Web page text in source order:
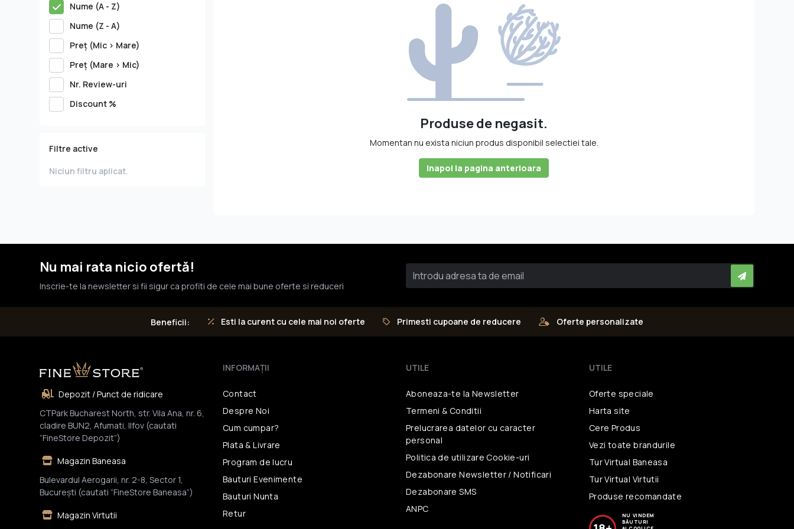
senzația olfactivă și de recipientele couture, despre emoții, lux și rafinament.
Nume (A - Z)
Nume (Z - A)
Preţ (Mic > Mare)
Preţ (Mare > Mic)
Nr. Review-uri
Discount %
Filtre active
Niciun filtru aplicat.
Produse de negasit.
Momentan nu exista niciun produs disponibil selectiei tale.
Inapoi la pagina anterioara
Nu mai rata nicio ofertă!
Inscrie-te la newsletter si fii sigur ca profiti de cele mai bune oferte si reduceri
Beneficii: Esti la curent cu cele mai noi oferte Primesti cupoane de reducere Oferte personalizate
Depozit / Punct de ridicare
CTPark Bucharest North, str. Vila Ana, nr. 6,
cladire BUN2, Afumati, Ilfov (cautati
“FineStore Depozit”)
Magazin Baneasa
Bulevardul Aerogarii, nr. 2-8, Sector 1,
Bucureşti (cautati “FineStore Baneasa”)
Magazin Virtutii
INFORMAŢII
Contact
Despre Noi
Cum cumpar?
Plata & Livrare
Program de lucru
Bauturi Evenimente
Bauturi Nunta
Retur
UTILE
Aboneaza-te la Newsletter
Termeni & Conditii
Prelucrarea datelor cu caracter
personal
Politica de utilizareCookie-uri
Dezabonare Newsletter / Notificari
Dezabonare SMS
ANPC
UTILE
Oferte speciale
Harta site
Cere Produs
Vezi toate brandurile
Tur Virtual Baneasa
Tur Virtual Virtutii
Produse recomandate
NU VINDEM
BĂUTURI